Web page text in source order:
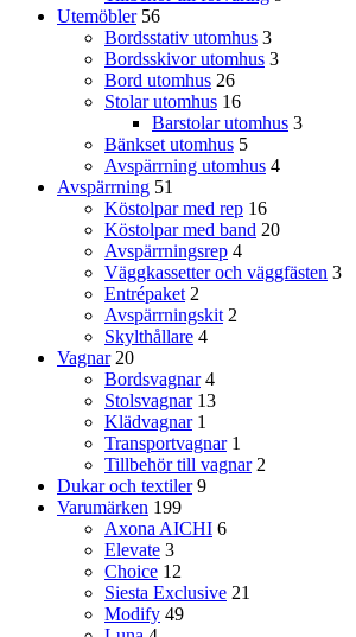
Utemöbler 56
Bordsstativ utomhus 3
Bordsskivor utomhus 3
Bord utomhus 26
Stolar utomhus 16
Barstolar utomhus 3
Bänkset utomhus 5
Avspärrning utomhus 4
Avspärrning 51
Köstolpar med rep 16
Köstolpar med band 20
Avspärrningsrep 4
Väggkassetter och väggfästen 3
Entrépaket 2
Avspärrningskit 2
Skylthållare 4
Vagnar 20
Bordsvagnar 4
Stolsvagnar 13
Klädvagnar 1
Transportvagnar 1
Tillbehör till vagnar 2
Dukar och textiler 9
Varumärken 199
Axona AICHI 6
Elevate 3
Choice 12
Siesta Exclusive 21
Modify 49